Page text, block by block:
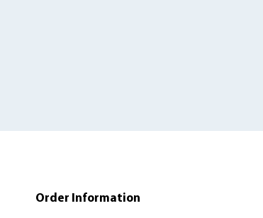
Order Information